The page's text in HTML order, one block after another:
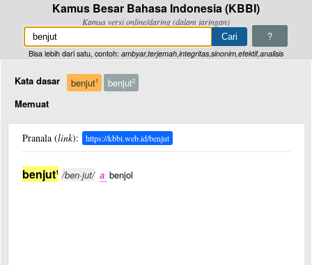
Kamus Besar Bahasa Indonesia (KBBI)
Kamus versi online/daring (dalam jaringan)
?
Bisa lebih dari satu, contoh: ambyar,terjemah,integritas,sinonim,efektif,analisis
Kata dasar benjut1 benjut2
Memuat
Pranala (link): https://kbbi.web.id/benjut
benjut1 /ben·jut/ a benjol